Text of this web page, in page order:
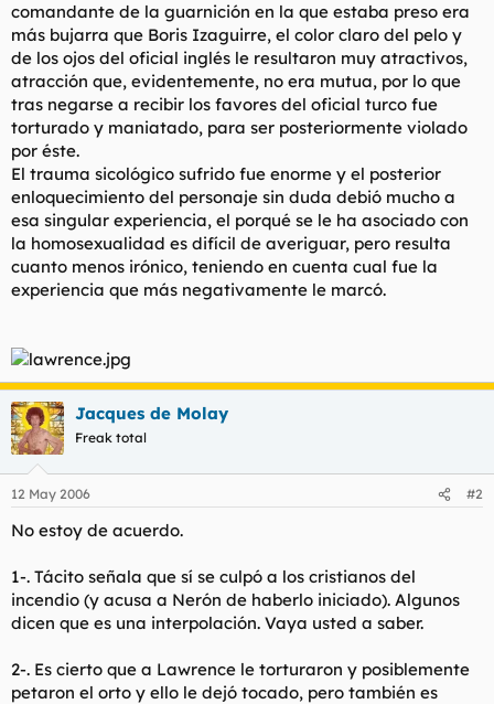
comandante de la guarnición en la que estaba preso era
más bujarra que Boris Izaguirre, el color claro del pelo y
de los ojos del oficial inglés le resultaron muy atractivos,
atracción que, evidentemente, no era mutua, por lo que
tras negarse a recibir los favores del oficial turco fue
torturado y maniatado, para ser posteriormente violado
por éste.
El trauma sicológico sufrido fue enorme y el posterior
enloquecimiento del personaje sin duda debió mucho a
esa singular experiencia, el porqué se le ha asociado con
la homosexualidad es difícil de averiguar, pero resulta
cuanto menos irónico, teniendo en cuenta cual fue la
experiencia que más negativamente le marcó.
Jacques de Molay
Freak total
12 May 2006 #2
No estoy de acuerdo.
1-. Tácito señala que sí se culpó a los cristianos del
incendio (y acusa a Nerón de haberlo iniciado). Algunos
dicen que es una interpolación. Vaya usted a saber.
2-. Es cierto que a Lawrence le torturaron y posiblemente
petaron el orto y ello le dejó tocado, pero también es